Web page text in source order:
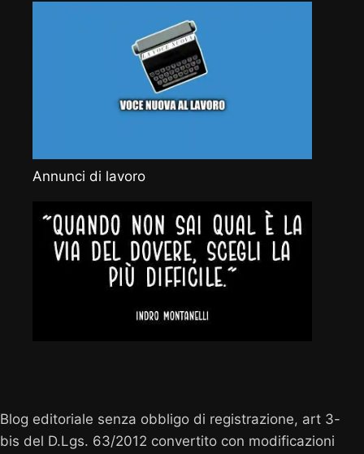
Annunci di lavoro
Blog editoriale senza obbligo di registrazione, art 3-
bis del D.Lgs. 63/2012 convertito con modificazioni